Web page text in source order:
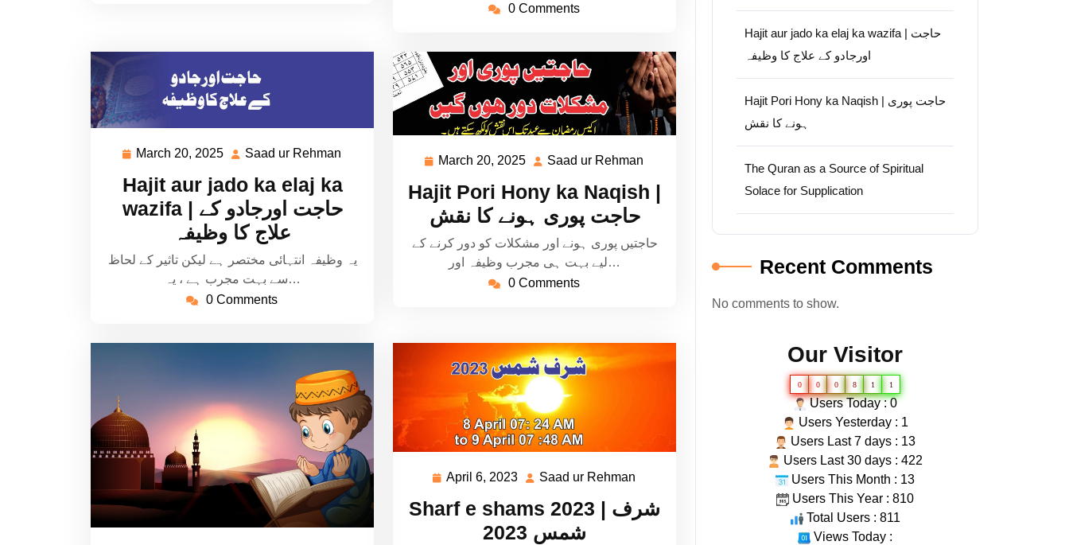
0 Comments
March 20, 2025 March
2025
Saad ur Rehman
Rehman
Hajit aur jado ka elaj ka
wazifa | حاجت اورجادو کے
علاج کا وظیفہ
یہ وظیفہ انتہائی مختصر ہے لیکن تاثیر کے لحاظ
سے بہت مجرب ہے ، یہ…
0 Comments
March 20, 2025 March
2025
Saad ur Rehman
Rehman
Hajit Pori Hony ka Naqish |
حاجت پوری ہونے کا نقش
حاجتیں پوری ہونے اور مشکلات کو دور کرنے کے
لیے بہت ہی مجرب وظیفہ اور…
0 Comments
April 6, 2023 April
2023
Saad ur Rehman
Rehman
Sharf e shams 2023 | شرف
شمس 2023
Hajit aur jado ka elaj ka wazifa | حاجت
اورجادو کے علاج کا وظیفہ
Hajit Pori Hony ka Naqish | حاجت پوری
ہونے کا نقش
The Quran as a Source of Spiritual
Solace for Supplication
Recent Comments
No comments to show.
Our Visitor
0 0 0 8 1 1
Users Today : 0
Users Yesterday : 1
Users Last 7 days : 13
Users Last 30 days : 422
Users This Month : 13
Users This Year : 810
Total Users : 811
Views Today :